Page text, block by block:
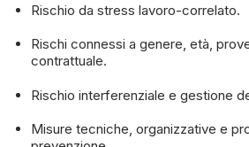
Rischio da stress lavoro-correlato.
Rischi connessi a genere, età,
contrattuale.
Rischio interferenziale e gestione
Misure tecniche, organizzative e